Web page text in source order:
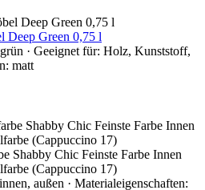
Deep Green 0,75 l
· Geeignet für: Holz, Kunststoff,
matt
Shabby Chic Feinste Farbe Innen
(Cappuccino 17)
außen · Materialeigenschaften: